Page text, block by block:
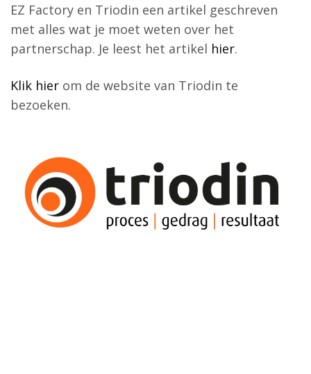
EZ Factory en Triodin een artikel geschreven
met alles wat je moet weten over het
partnerschap. Je leest het artikel hier.
Klik hier om de website van Triodin te
bezoeken.